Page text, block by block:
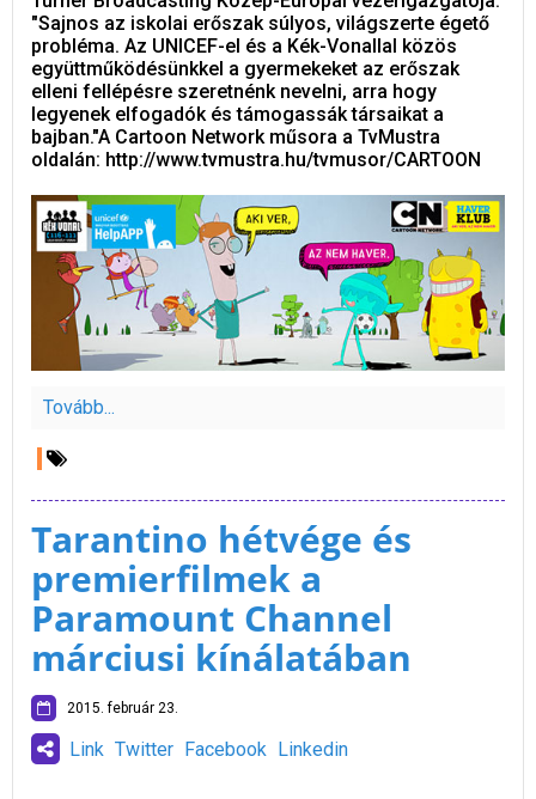
"Sajnos az iskolai erőszak súlyos, világszerte égető
probléma. Az UNICEF-el és a Kék-Vonallal közös
együttműködésünkkel a gyermekeket az erőszak
elleni fellépésre szeretnénk nevelni, arra hogy
legyenek elfogadók és támogassák társaikat a
bajban."A Cartoon Network műsora a TvMustra
oldalán: http://www.tvmustra.hu/tvmusor/CARTOON
Tovább...
Tarantino hétvége és
premierfilmek a
Paramount Channel
márciusi kínálatában
2015. február 23.
Link Twitter Facebook Linkedin